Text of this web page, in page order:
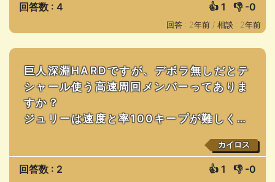
回答数 : 4 👍 1 👎 -0
回答 : 2年前 / 相談 : 2年前
巨人深淵HARDですが、デボラ無しだとテ
シャール使う高速周回メンバーってありま
すか？
ジュリーは速度と率100キープが難しく…
カイロス
回答数 : 2 👍 1 👎 -0